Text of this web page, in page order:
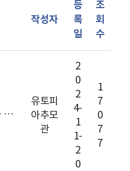
작성자
등
록
일
조
회
수
<공지> 유토피아 3차 수목장 유토피아솔파크 오픈
유토피
아추모
관
2
0
2
4-
1
1-
2
0
1
7
0
7
7